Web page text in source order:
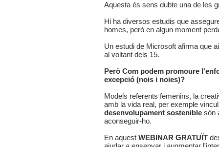
Aquesta és sens dubte una de les
Hi ha diversos estudis que
homes, però en algun moment
Un estudi de Microsoft afirma que
al voltant dels 15.
Però Com podem promoure
excepció (nois i noies)?
Models referents femenins, la
amb la vida real, per exemple
desenvolupament sostenible són
aconseguir-ho.
En aquest WEBINAR GRATUÏT